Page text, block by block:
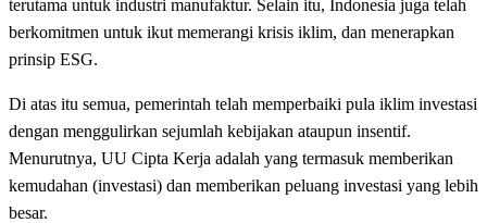
terutama untuk industri manufaktur. Selain itu, Indonesia juga telah
berkomitmen untuk ikut memerangi krisis iklim, dan menerapkan
prinsip ESG.
Di atas itu semua, pemerintah telah memperbaiki pula iklim investasi
dengan menggulirkan sejumlah kebijakan ataupun insentif.
Menurutnya, UU Cipta Kerja adalah yang termasuk memberikan
kemudahan (investasi) dan memberikan peluang investasi yang lebih
besar.